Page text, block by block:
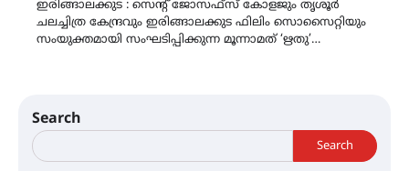
ഇരിങ്ങാലക്കുട : സെൻ്റ് ജോസഫ്‌സ് കോളജും തൃശൂർ
ചലച്ചിത്ര കേന്ദ്രവും ഇരിങ്ങാലക്കുട ഫിലിം സൊസൈറ്റിയും
സംയുക്തമായി സംഘടിപ്പിക്കുന്ന മൂന്നാമത് ‘ഋതു’…
Search
Search